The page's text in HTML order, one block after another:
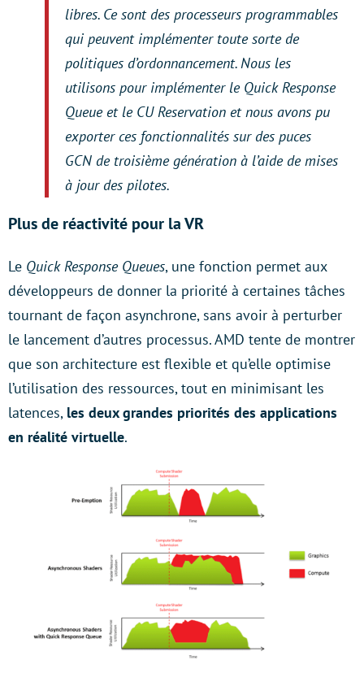
libres. Ce sont des processeurs programmables
qui peuvent implémenter toute sorte de
politiques d’ordonnancement. Nous les
utilisons pour implémenter le Quick Response
Queue et le CU Reservation et nous avons pu
exporter ces fonctionnalités sur des puces
GCN de troisième génération à l’aide de mises
à jour des pilotes.
Plus de réactivité pour la VR
Le Quick Response Queues, une fonction permet aux
développeurs de donner la priorité à certaines tâches
tournant de façon asynchrone, sans avoir à perturber
le lancement d’autres processus. AMD tente de montrer
que son architecture est flexible et qu’elle optimise
l’utilisation des ressources, tout en minimisant les
latences, les deux grandes priorités des applications
en réalité virtuelle.